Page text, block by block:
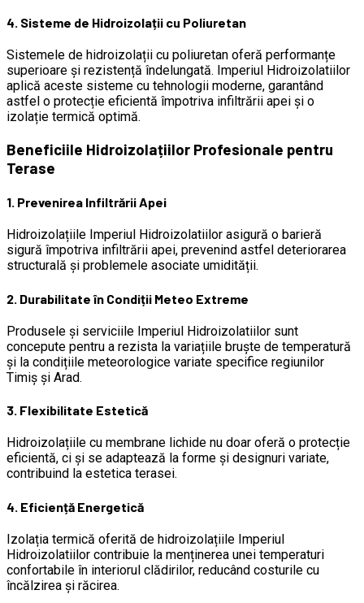
4. Sisteme de Hidroizolații cu Poliuretan
Sistemele de hidroizolații cu poliuretan oferă performanțe
superioare și rezistență îndelungată. Imperiul Hidroizolatiilor
aplică aceste sisteme cu tehnologii moderne, garantând
astfel o protecție eficientă împotriva infiltrării apei și o
izolație termică optimă.
Beneficiile Hidroizolațiilor Profesionale pentru
Terase
1. Prevenirea Infiltrării Apei
Hidroizolațiile Imperiul Hidroizolatiilor asigură o barieră
sigură împotriva infiltrării apei, prevenind astfel deteriorarea
structurală și problemele asociate umidității.
2. Durabilitate în Condiții Meteo Extreme
Produsele și serviciile Imperiul Hidroizolatiilor sunt
concepute pentru a rezista la variațiile bruște de temperatură
și la condițiile meteorologice variate specifice regiunilor
Timiș și Arad.
3. Flexibilitate Estetică
Hidroizolațiile cu membrane lichide nu doar oferă o protecție
eficientă, ci și se adaptează la forme și designuri variate,
contribuind la estetica terasei.
4. Eficiență Energetică
Izolația termică oferită de hidroizolațiile Imperiul
Hidroizolatiilor contribuie la menținerea unei temperaturi
confortabile în interiorul clădirilor, reducând costurile cu
încălzirea și răcirea.